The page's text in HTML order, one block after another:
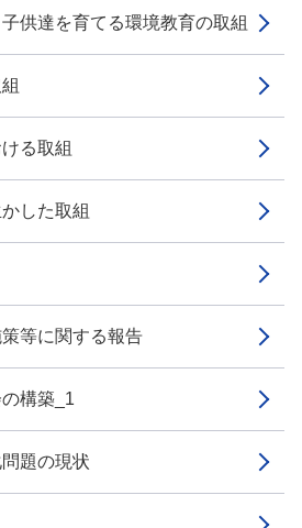
供達を育てる環境教育の取組
る取組
した取組
等に関する報告
構築_1
題の現状